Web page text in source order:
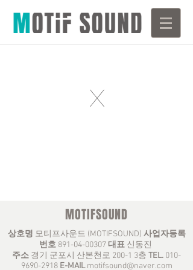
X
MOTIFSOUND
상호명 모티프사운드 (MOTIFSOUND) 사업자등록
번호 891-04-00307대표 신동진
주소 경기 군포시 산본천로 200-1 3층 TEL. 010-
9690-2918 E-MAIL motifsound@naver.com